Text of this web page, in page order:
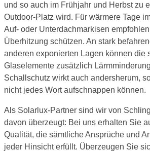
und so auch im Frühjahr und Herbst zu
Outdoor-Platz wird. Für wärmere Tage
Auf- oder Unterdachmarkisen
Überhitzung schützen. An stark
anderen exponierten Lagen können die
Glaselemente zusätzlich
Schallschutz wirkt auch andersherum,
nicht jedes Wort aufschnappen können.
Als Solarlux-Partner sind wir von
davon überzeugt: Bei uns erhalten Sie
Qualität, die sämtliche Ansprüche und
jeder Hinsicht erfüllt. Überzeugen Sie